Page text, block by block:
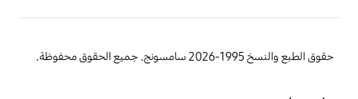
حقوق الطبع والنسخ 1995-2026 سامسونج. جميع الحقوق محفوظة.